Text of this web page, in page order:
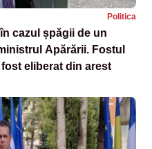
Politica
cazul șpăgii de un
Apărării. Fostul
eliberat din arest